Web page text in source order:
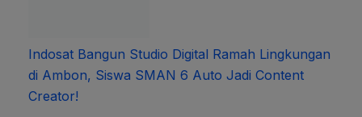
Indosat Bangun Studio Digital Ramah Lingkungan
di Ambon, Siswa SMAN 6 Auto Jadi Content
Creator!